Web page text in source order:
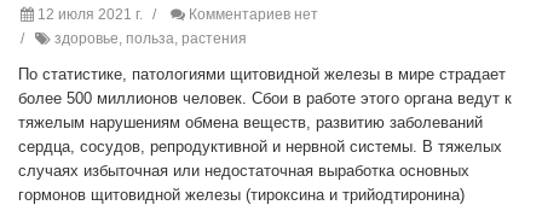
12 июля 2021 г.
Комментариев нет
здоровье, польза, растения
По статистике, патологиями щитовидной железы в мире страдает
более 500 миллионов человек. Сбои в работе этого органа ведут к
тяжелым нарушениям обмена веществ, развитию заболеваний
сердца, сосудов, репродуктивной и нервной системы. В тяжелых
случаях избыточная или недостаточная выработка основных
гормонов щитовидной железы (тироксина и трийодтиронина)